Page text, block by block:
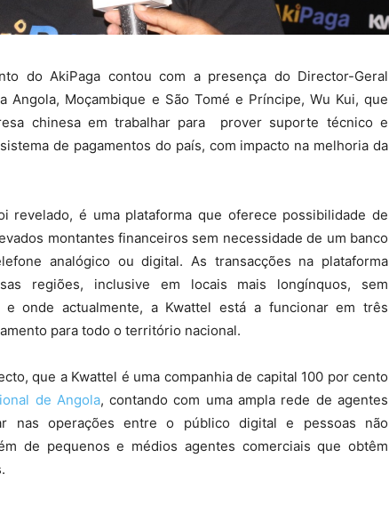
do AkiPaga contou com a presença do Director-Geral
Angola, Moçambique e São Tomé e Príncipe, Wu Kui, que
chinesa em trabalhar para prover suporte técnico e
de pagamentos do país, com impacto na melhoria da
revelado, é uma plataforma que oferece possibilidade de
montantes financeiros sem necessidade de um banco
analógico ou digital. As transacções na plataforma
regiões, inclusive em locais mais longínquos, sem
onde actualmente, a Kwattel está a funcionar em três
para todo o território nacional.
que a Kwattel é uma companhia de capital 100 por cento
de Angola, contando com uma ampla rede de agentes
nas operações entre o público digital e pessoas não
de pequenos e médios agentes comerciais que obtêm